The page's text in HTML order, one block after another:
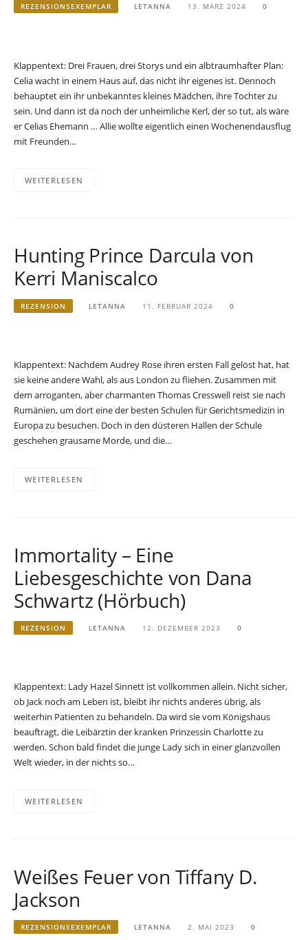
REZENSIONSEXEMPLAR LETANNA 13. MÄRZ 2024 0
Klappentext: Drei Frauen, drei Storys und ein albtraumhafter Plan:
Celia wacht in einem Haus auf, das nicht ihr eigenes ist. Dennoch
behauptet ein ihr unbekanntes kleines Mädchen, ihre Tochter zu
sein. Und dann ist da noch der unheimliche Kerl, der so tut, als wäre
er Celias Ehemann … Allie wollte eigentlich einen Wochenendausflug
mit Freunden…
WEITERLESEN
Hunting Prince Darcula von
Kerri Maniscalco
REZENSION LETANNA 11. FEBRUAR 2024 0
Klappentext: Nachdem Audrey Rose ihren ersten Fall gelöst hat, hat
sie keine andere Wahl, als aus London zu fliehen. Zusammen mit
dem arroganten, aber charmanten Thomas Cresswell reist sie nach
Rumänien, um dort eine der besten Schulen für Gerichtsmedizin in
Europa zu besuchen. Doch in den düsteren Hallen der Schule
geschehen grausame Morde, und die…
WEITERLESEN
Immortality – Eine
Liebesgeschichte von Dana
Schwartz (Hörbuch)
REZENSION LETANNA 12. DEZEMBER 2023 0
Klappentext: Lady Hazel Sinnett ist vollkommen allein. Nicht sicher,
ob Jack noch am Leben ist, bleibt ihr nichts anderes übrig, als
weiterhin Patienten zu behandeln. Da wird sie vom Königshaus
beauftragt, die Leibärztin der kranken Prinzessin Charlotte zu
werden. Schon bald findet die junge Lady sich in einer glanzvollen
Welt wieder, in der nichts so…
WEITERLESEN
Weißes Feuer von Tiffany D.
Jackson
REZENSIONSEXEMPLAR LETANNA 2. MAI 2023 0